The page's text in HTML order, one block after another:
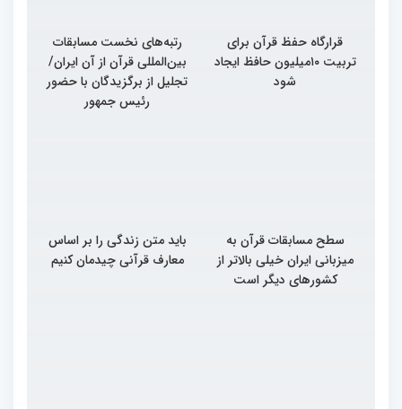
قرارگاه حفظ قرآن برای
تربیت ۱۰میلیون حافظ ایجاد
شود
رتبه‌های نخست مسابقات
بین‌المللی قرآن از آن ایران/
تجلیل از برگزیدگان با حضور
رئیس جمهور
سطح مسابقات قرآن به
میزبانی ایران خیلی بالاتر از
کشورهای دیگر است
باید متن زندگی را بر اساس
معارف قرآنی چیدمان کنیم